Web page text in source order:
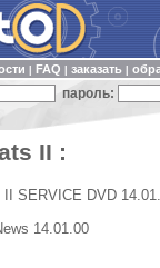
FAQ заказать
пароль:
II :
II SERVICE DVD
14.01.00